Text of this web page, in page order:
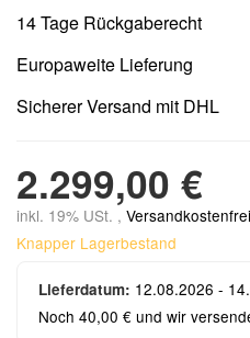
14 Tage Rückgaberecht
Europaweite Lieferung
Sicherer Versand mit DHL
2.299,00 €
inkl. 19% USt. ,
Knapper Lagerbestand
Lieferdatum: 12.08.2026 -
Noch 40,00 € und wir